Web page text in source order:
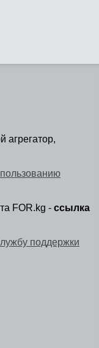
агрегатор,
FOR.kg - ссылка
поддержки